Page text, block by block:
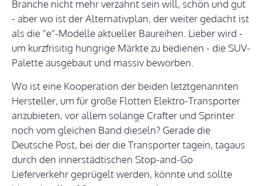
Branche nicht mehr verzahnt sein will, schön und gut
- aber wo ist der Alternativplan, der weiter gedacht ist
als die "e"-Modelle aktueller Baureihen. Lieber wird -
um kurzfrisitig hungrige Märkte zu bedienen - die SUV-
Palette ausgebaut und massiv beworben.
Wo ist eine Kooperation der beiden letztgenannten
Hersteller, um für große Flotten Elektro-Transporter
anzubieten, vor allem solange Crafter und Sprinter
noch vom gleichen Band dieseln? Gerade die
Deutsche Post, bei der die Transporter tagein, tagaus
durch den innerstädtischen Stop-and-Go
Lieferverkehr geprügelt werden, könnte und sollte